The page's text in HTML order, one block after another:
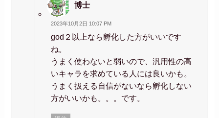
博士
2023年10月2日 10:07 PM
god２以上なら孵化した方がいいです
ね。
うまく使わないと弱いので、汎用性の高
いキャラを求めている人には良いかも。
うまく扱える自信がないなら孵化しない
方がいいかも。。。です。